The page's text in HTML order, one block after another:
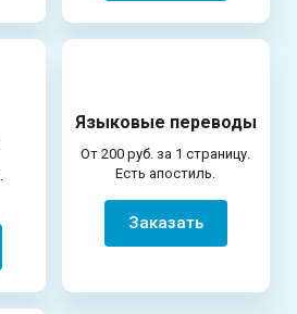
Языковые переводы
От 200 руб. за 1 страницу.
Есть апостиль.
Заказать